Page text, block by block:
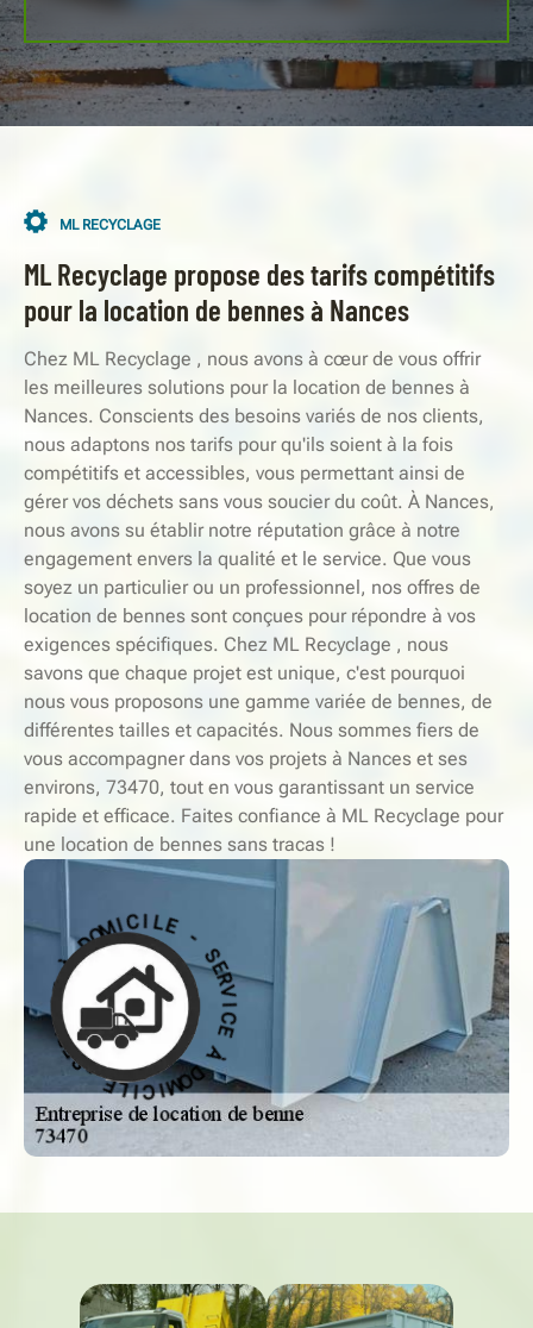
ML RECYCLAGE
ML Recyclage propose des tarifs compétitifs
pour la location de bennes à Nances
Chez ML Recyclage , nous avons à cœur de vous offrir
les meilleures solutions pour la location de bennes à
Nances. Conscients des besoins variés de nos clients,
nous adaptons nos tarifs pour qu'ils soient à la fois
compétitifs et accessibles, vous permettant ainsi de
gérer vos déchets sans vous soucier du coût. À Nances,
nous avons su établir notre réputation grâce à notre
engagement envers la qualité et le service. Que vous
soyez un particulier ou un professionnel, nos offres de
location de bennes sont conçues pour répondre à vos
exigences spécifiques. Chez ML Recyclage , nous
savons que chaque projet est unique, c'est pourquoi
nous vous proposons une gamme variée de bennes, de
différentes tailles et capacités. Nous sommes fiers de
vous accompagner dans vos projets à Nances et ses
environs, 73470, tout en vous garantissant un service
rapide et efficace. Faites confiance à ML Recyclage pour
une location de bennes sans tracas !
S
E
R
V
I
C
E
À
D
O
M
IC
ILE - SE R
V I
C
E
À
D
O
M
I
C
I
L
E
-